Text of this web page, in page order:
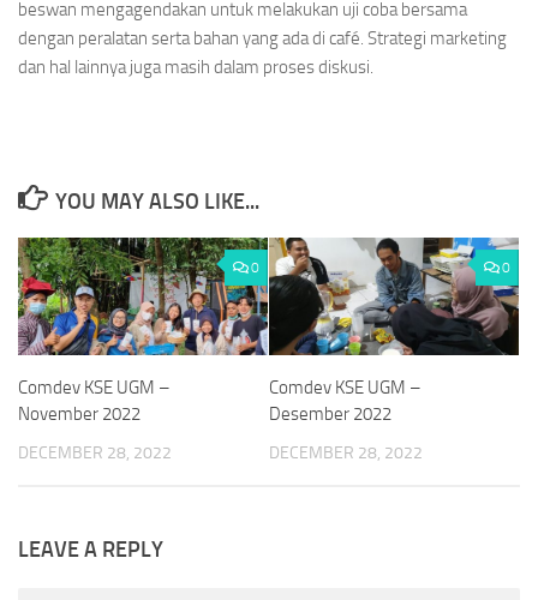
beswan mengagendakan untuk melakukan uji coba bersama
dengan peralatan serta bahan yang ada di café. Strategi marketing
dan hal lainnya juga masih dalam proses diskusi.
YOU MAY ALSO LIKE...
0
Comdev KSE UGM –
November 2022
DECEMBER 28, 2022
0
Comdev KSE UGM –
Desember 2022
DECEMBER 28, 2022
LEAVE A REPLY